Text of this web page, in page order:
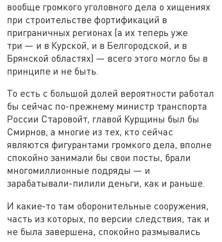
вообще громкого уголовного дела о хищениях
при строительстве фортификаций в
приграничных регионах (а их теперь уже
три — и в Курской, и в Белгородской, и в
Брянской областях) — всего этого могло бы в
принципе и не быть.
То есть с большой долей вероятности работал
бы сейчас по-прежнему министр транспорта
России Старовойт, главой Курщины был бы
Смирнов, а многие из тех, кто сейчас
являются фигурантами громкого дела, вполне
спокойно занимали бы свои посты, брали
многомиллионные подряды — и
зарабатывали-пилили деньги, как и раньше.
И какие-то там оборонительные сооружения,
часть из которых, по версии следствия, так и
не была завершена, спокойно размывались